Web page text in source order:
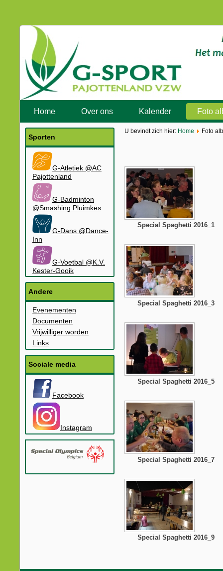
Home Over ons Kalender Foto
Sporten
G-Atletiek @AC
Pajottenland
G-Badminton
@Smashing Pluimkes
G-Dans @Dance-
Inn
G-Voetbal @K.V.
Kester-Gooik
Andere
Evenementen
Documenten
Vrijwilliger worden
Links
Sociale media
Facebook
Instagram
U bevindt zich hier: Home Foto
Special Spaghetti 2016_1
Special Spaghetti 2016_3
Special Spaghetti 2016_5
Special Spaghetti 2016_7
Special Spaghetti 2016_9